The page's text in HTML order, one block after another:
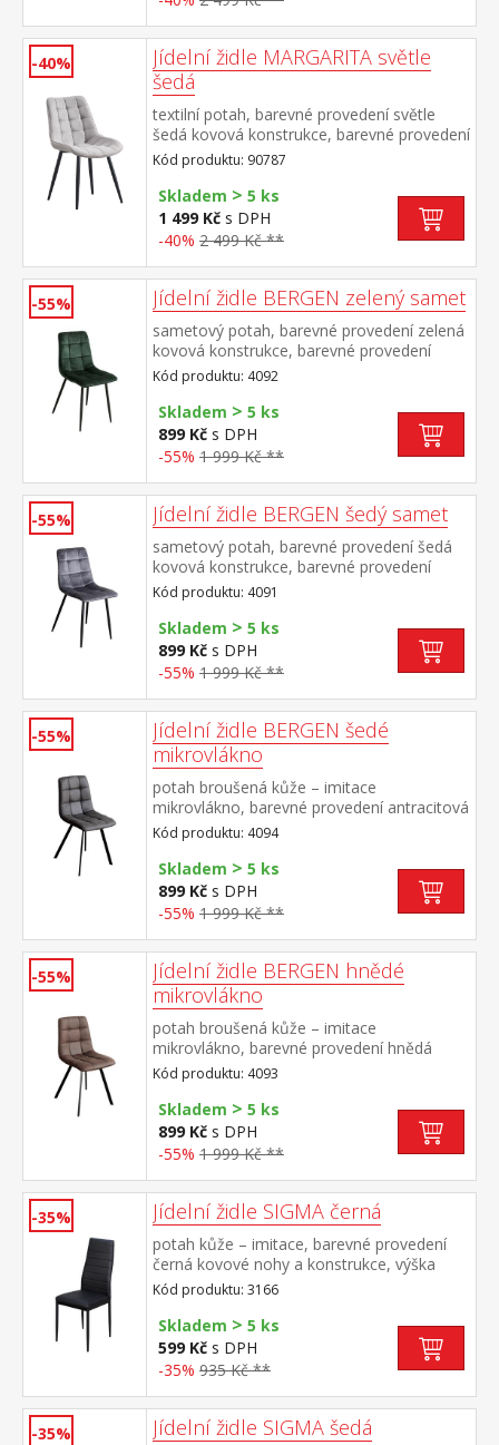
-40%
Jídelní židle MARGARITA světle
šedá
textilní potah, barevné provedení světle
šedá kovová konstrukce, barevné provedení
černá výška sedu 49 cm doporučená
nosnost do 130 kg
Kód produktu: 90787
Skladem > 5 ks
1 499 Kč s DPH
-40% 2 499 Kč **
-55% Jídelní židle BERGEN zelený samet
sametový potah, barevné provedení zelená
kovová konstrukce, barevné provedení
černá výška sedu 49 cm
Kód produktu: 4092
Skladem > 5 ks
899 Kč s DPH
-55% 1 999 Kč **
-55% Jídelní židle BERGEN šedý samet
sametový potah, barevné provedení šedá
kovová konstrukce, barevné provedení
černá výška sedu 49 cm
Kód produktu: 4091
Skladem > 5 ks
899 Kč s DPH
-55% 1 999 Kč **
-55%
Jídelní židle BERGEN šedé
mikrovlákno
potah broušená kůže – imitace
mikrovlákno, barevné provedení antracitová
kovová konstrukce, barevné provedení
černá výška sedu 51 cm
Kód produktu: 4094
Skladem > 5 ks
899 Kč s DPH
-55% 1 999 Kč **
-55%
Jídelní židle BERGEN hnědé
mikrovlákno
potah broušená kůže – imitace
mikrovlákno, barevné provedení hnědá
kovová konstrukce, barevné provedení
černá výška sedu 51 cm
Kód produktu: 4093
Skladem > 5 ks
899 Kč s DPH
-55% 1 999 Kč **
-35% Jídelní židle SIGMA černá
potah kůže – imitace, barevné provedení
černá kovové nohy a konstrukce, výška
sedu 47 cm
Kód produktu: 3166
Skladem > 5 ks
599 Kč s DPH
-35% 935 Kč **
-35% Jídelní židle SIGMA šedá